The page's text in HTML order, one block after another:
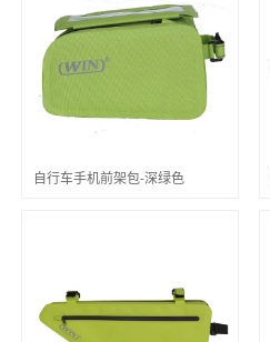
自行车手机前架包-深绿色